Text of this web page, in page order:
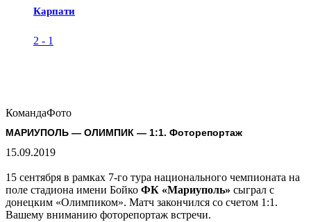
Карпати
2 - 1
КомандаФото
МАРИУПОЛЬ — ОЛИМПИК — 1:1. Фоторепортаж
15.09.2019
15 сентября в рамках 7-го тура национального чемпионата на
поле стадиона имени Бойко ФК «Мариуполь» сыграл с
донецким «Олимпиком». Матч закончился со счетом 1:1.
Вашему вниманию фоторепортаж встречи.